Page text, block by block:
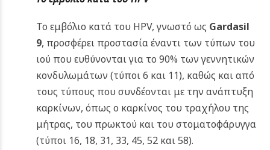
Το εμβόλιο κατά του HPV, γνωστό ως Gardasil
9, προσφέρει προστασία έναντι των τύπων του
ιού που ευθύνονται για το 90% των γεννητικών
κονδυλωμάτων (τύποι 6 και 11), καθώς και από
τους τύπους που συνδέονται με την ανάπτυξη
καρκίνων, όπως ο καρκίνος του τραχήλου της
μήτρας, του πρωκτού και του στοματοφάρυγγα
(τύποι 16, 18, 31, 33, 45, 52 και 58).